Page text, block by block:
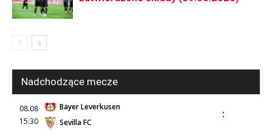
Nadchodzące mecze
08.08
15:30
Bayer Leverkusen
Sevilla FC
: